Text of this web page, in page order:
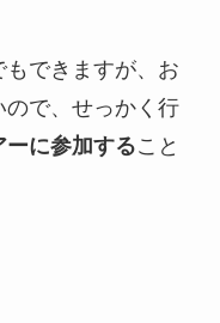
できますが、お
ので、せっかく行
ーに参加すること